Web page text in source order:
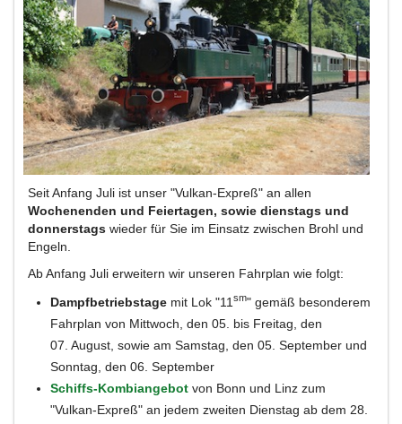
Seit Anfang Juli ist unser "Vulkan-Expreß" an allen
Wochenenden und Feiertagen, sowie dienstags und
donnerstags wieder für Sie im Einsatz zwischen Brohl und
Engeln.
Ab Anfang Juli erweitern wir unseren Fahrplan wie folgt:
Dampfbetriebstage mit Lok "11 sm" gemäß besonderem
Fahrplan von Mittwoch, den 05. bis Freitag, den
07. August, sowie am Samstag, den 05. September und
Sonntag, den 06. September
Schiffs-Kombiangebot von Bonn und Linz zum
"Vulkan-Expreß" an jedem zweiten Dienstag ab dem 28.